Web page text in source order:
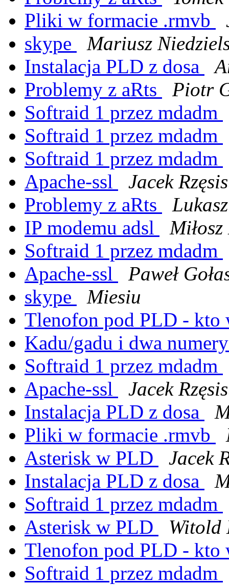
Pliki w formacie .rmvb
skype
Mariusz
Instalacja PLD z dosa
Problemy z aRts
Piotr
Softraid 1 przez mdadm
Softraid 1 przez mdadm
Softraid 1 przez mdadm
Apache-ssl
Jacek
Problemy z aRts
IP modemu adsl
Softraid 1 przez mdadm
Apache-ssl
Paweł
skype
Miesiu
Tlenofon pod PLD - kto
Kadu/gadu i dwa
Softraid 1 przez mdadm
Apache-ssl
Jacek
Instalacja PLD z dosa
Pliki w formacie .rmvb
Asterisk w PLD
Jacek
Instalacja PLD z dosa
Softraid 1 przez mdadm
Asterisk w PLD
Witold
Tlenofon pod PLD - kto
Softraid 1 przez mdadm